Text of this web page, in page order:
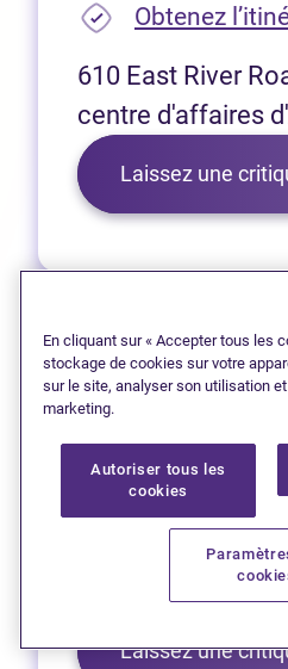
Obtenez
610 East River
centre d'affaires
Laissez une
1 (902) 567-
Obtenez
90 San'tele'sew
Place Membertou
Laissez une
En cliquant sur « Accepter tous les
stockage de cookies sur votre
sur le site, analyser son utilisation
marketing.
Autoriser tous les
cookies